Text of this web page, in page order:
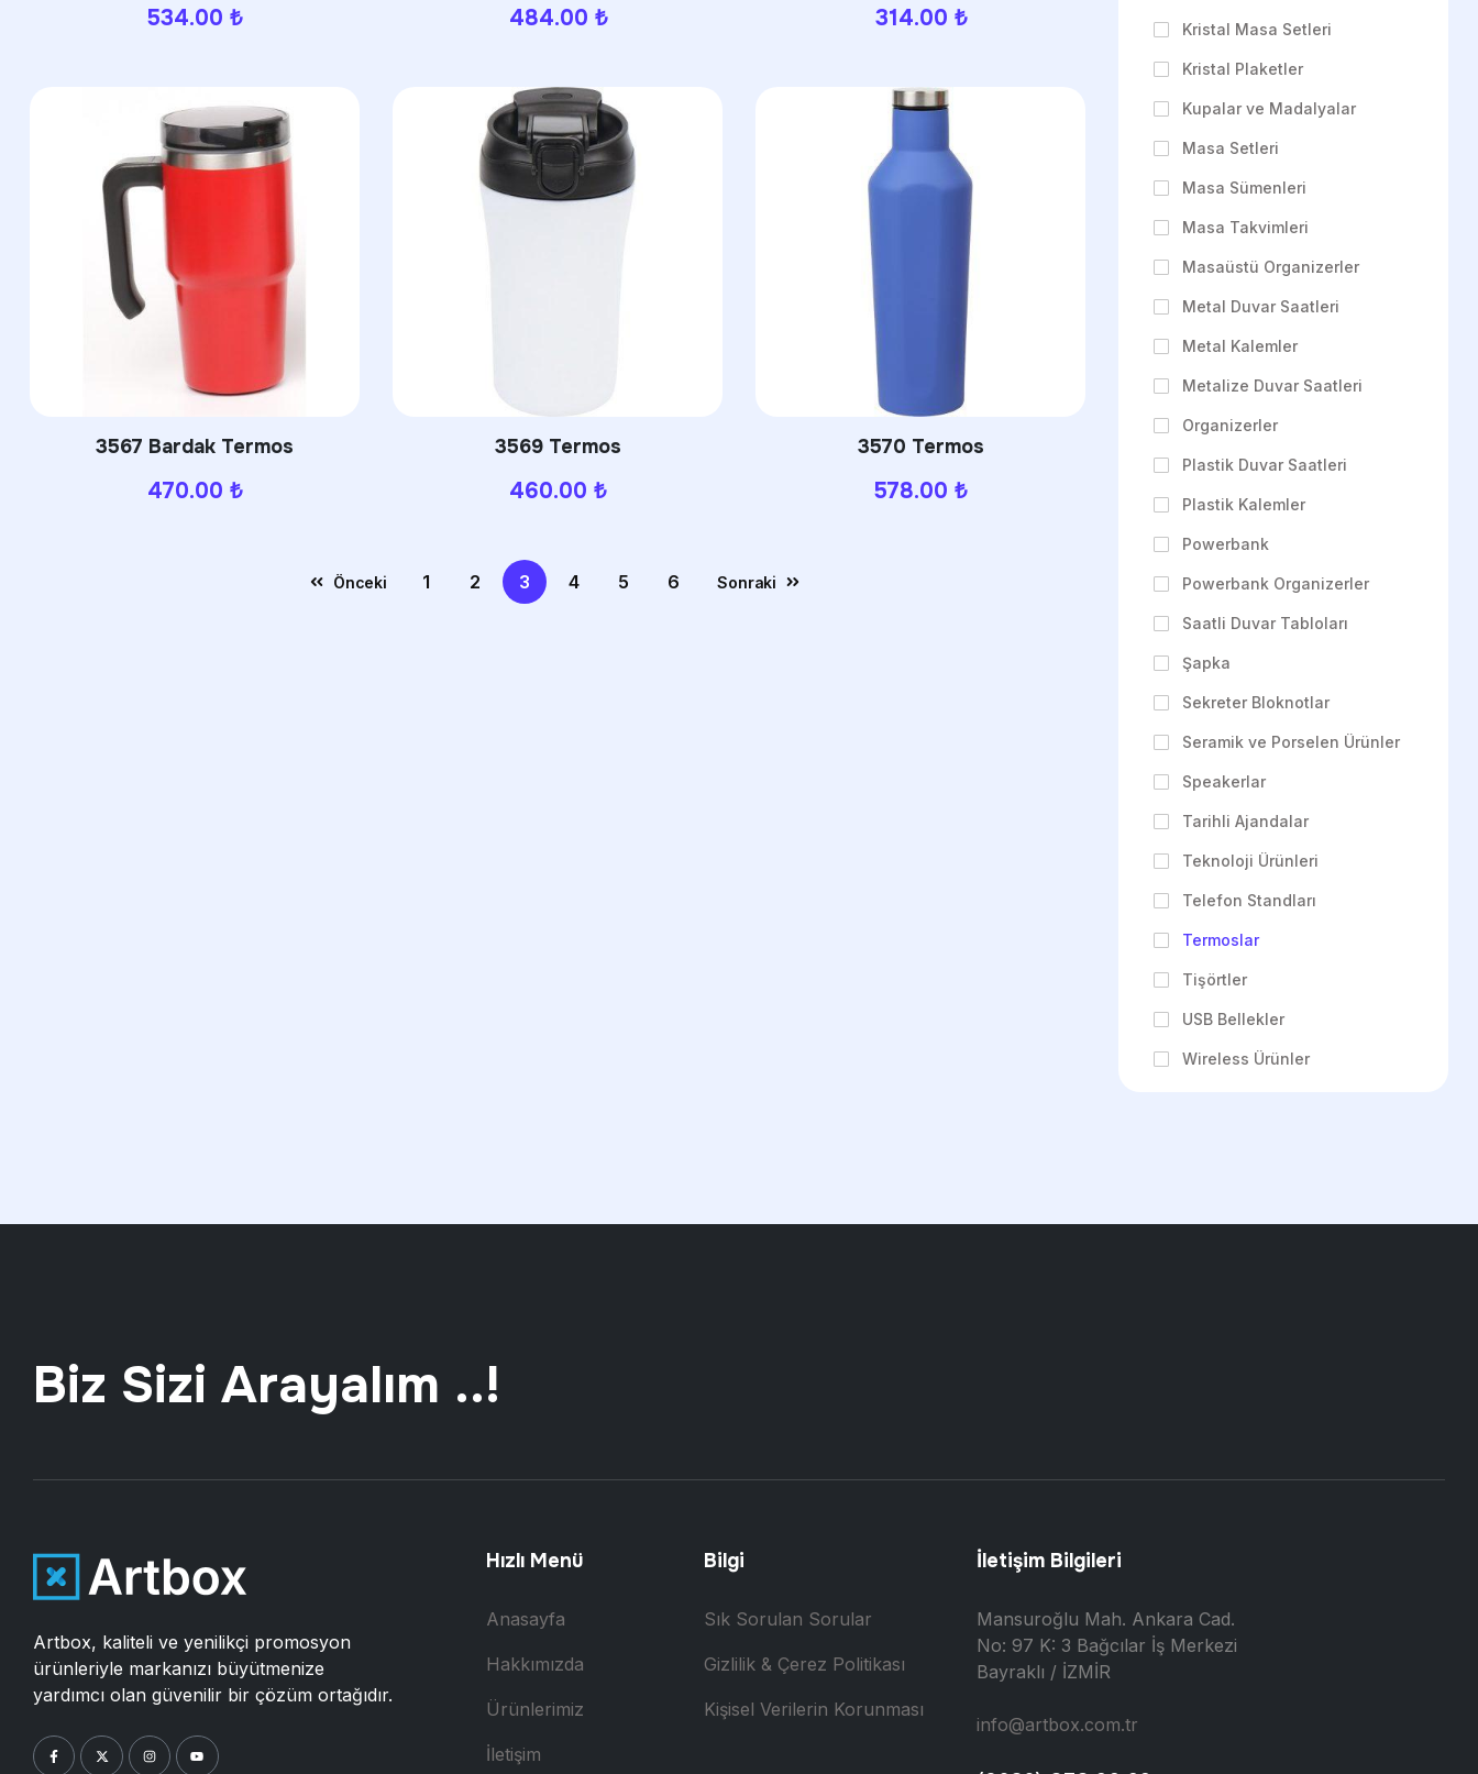
534.00 ₺ 484.00 ₺ 314.00 ₺
3567 Bardak Termos
470.00 ₺
3569 Termos
460.00 ₺
3570 Termos
578.00 ₺
Önceki 1 2 3 4 5 6 Sonraki
Kristal Masa Setleri
Kristal Plaketler
Kupalar ve Madalyalar
Masa Setleri
Masa Sümenleri
Masa Takvimleri
Masaüstü Organizerler
Metal Duvar Saatleri
Metal Kalemler
Metalize Duvar Saatleri
Organizerler
Plastik Duvar Saatleri
Plastik Kalemler
Powerbank
Powerbank Organizerler
Saatli Duvar Tabloları
Şapka
Sekreter Bloknotlar
Seramik ve Porselen Ürünler
Speakerlar
Tarihli Ajandalar
Teknoloji Ürünleri
Telefon Standları
Termoslar
Tişörtler
USB Bellekler
Wireless Ürünler
Biz Sizi Arayalım ..!
Artbox, kaliteli ve yenilikçi promosyon
ürünleriyle markanızı büyütmenize
yardımcı olan güvenilir bir çözüm ortağıdır.
Hızlı Menü
Anasayfa
Hakkımızda
Ürünlerimiz
İletişim
Bilgi
Sık Sorulan Sorular
Gizlilik & Çerez Politikası
Kişisel Verilerin Korunması
İletişim Bilgileri
Mansuroğlu Mah. Ankara Cad.
No: 97 K: 3 Bağcılar İş Merkezi
Bayraklı / İZMİR
info@artbox.com.tr